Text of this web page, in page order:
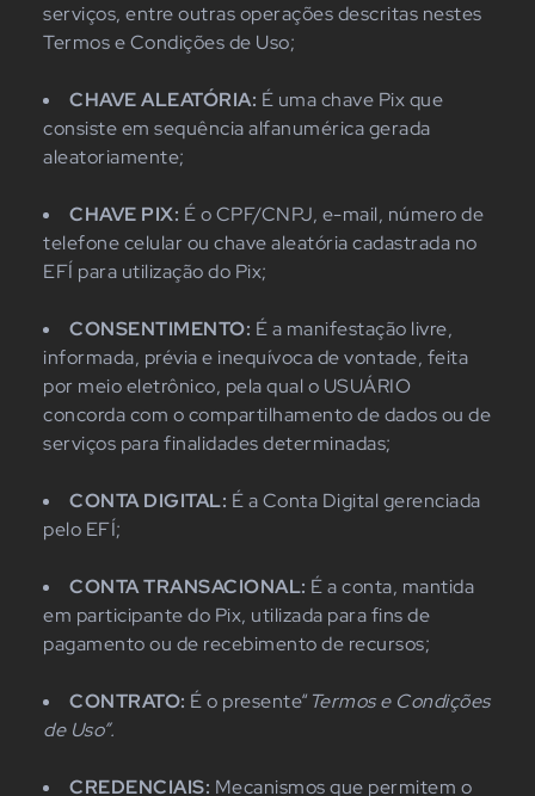
serviços, entre outras operações descritas nestes
Termos e Condições de Uso;
CHAVE ALEATÓRIA: É uma chave Pix que
consiste em sequência alfanumérica gerada
aleatoriamente;
CHAVE PIX: É o CPF/CNPJ, e-mail, número de
telefone celular ou chave aleatória cadastrada no
EFÍ para utilização do Pix;
CONSENTIMENTO: É a manifestação livre,
informada, prévia e inequívoca de vontade, feita
por meio eletrônico, pela qual o USUÁRIO
concorda com o compartilhamento de dados ou de
serviços para finalidades determinadas;
CONTA DIGITAL: É a Conta Digital gerenciada
pelo EFÍ;
CONTA TRANSACIONAL: É a conta, mantida
em participante do Pix, utilizada para fins de
pagamento ou de recebimento de recursos;
CONTRATO: É o presente“ Termos e Condições
de Uso”.
CREDENCIAIS: Mecanismos que permitem o